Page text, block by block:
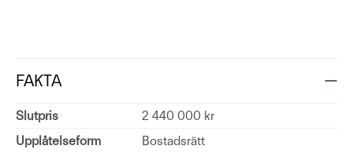
FAKTA
Slutpris
2 440 000 kr
Upplåtelseform
Bostadsrätt